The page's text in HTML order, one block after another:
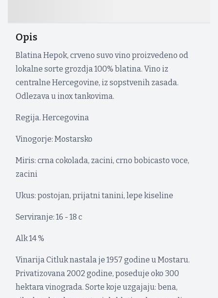
Opis
Blatina Hepok, crveno suvo vino proizvedeno od
lokalne sorte grozdja 100% blatina. Vino iz
centralne Hercegovine, iz sopstvenih zasada.
Odlezava u inox tankovima.
Regija. Hercegovina
Vinogorje: Mostarsko
Miris: crna cokolada, zacini, crno bobicasto voce,
zacini
Ukus: postojan, prijatni tanini, lepe kiseline
Serviranje: 16 - 18 c
Alk 14 %
Vinarija Citluk nastala je 1957 godine u Mostaru.
Privatizovana 2002 godine, poseduje oko 300
hektara vinograda. Sorte koje uzgajaju: bena,